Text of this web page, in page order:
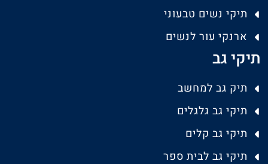
תיקי נשים טבעוני
ארנקי עור לנשים
תיקי גב
תיק גב למחשב
תיקי גב גלגלים
תיקי גב קלים
תיקי גב לבית ספר